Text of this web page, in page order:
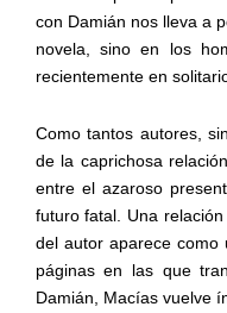
con Damián nos lleva a
novela, sino en los
recientemente en
Como tantos autores,
de la caprichosa
entre el azaroso
futuro fatal. Una
del autor aparece como
páginas en las que
Damián, Macías vuelve